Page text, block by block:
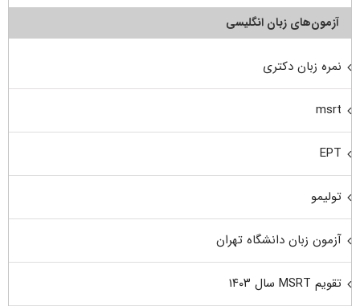
آزمون‌های زبان انگلیسی
نمره زبان دکتری
msrt
EPT
تولیمو
آزمون زبان دانشگاه تهران
تقویم MSRT سال ۱۴۰۳